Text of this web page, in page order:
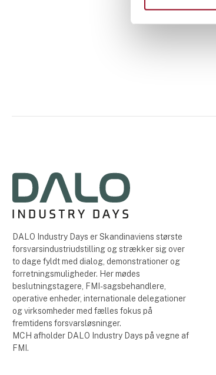
DALO Industry Days er Skandinaviens største
forsvarsindustriudstilling og strækker sig over
to dage fyldt med dialog, demonstrationer og
forretningsmuligheder. Her mødes
beslutningstagere, FMI-sagsbehandlere,
operative enheder, internationale delegationer
og virksomheder med fælles fokus på
fremtidens forsvarsløsninger.
MCH afholder DALO Industry Days på vegne af
FMI.